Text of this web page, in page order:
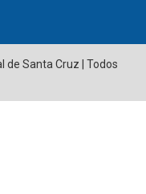
Santa Cruz | Todos